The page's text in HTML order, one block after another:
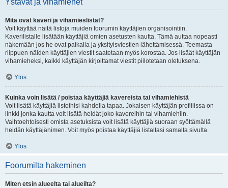
Ystävät ja vihamiehet
Mitä ovat kaveri ja vihamieslistat?
Voit käyttää näitä listoja muiden foorumin käyttäjien organisointiin.
Kaverilistalle lisätään käyttäjiä omien asetusten kautta. Tämä auttaa nopeasti
näkemään jos he ovat paikalla ja yksityisviestien lähettämisessä. Teemasta
riippuen näiden käyttäjien viestit saatetaan myös korostaa. Jos lisäät käyttäjän
vihamieheksi, kaikki käyttäjän kirjoittamat viestit piilotetaan oletuksena.
Ylös
Kuinka voin lisätä / poistaa käyttäjiä kavereista tai vihamiehistä
Voit lisätä käyttäjiä listoihisi kahdella tapaa. Jokaisen käyttäjän profiilissa on
linkki jonka kautta voit lisätä heidät joko kavereihin tai vihamiehiin.
Vaihtoehtoisesti omista asetuksista voit lisätä käyttäjiä suoraan syöttämällä
heidän käyttäjänimen. Voit myös poistaa käyttäjiä listaltasi samalta sivulta.
Ylös
Foorumilta hakeminen
Miten etsin alueelta tai alueilta?